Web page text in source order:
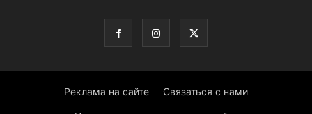
Реклама на сайте Связаться с нами